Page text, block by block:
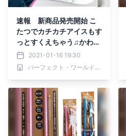
速報 新商品発売開始 こ
たつでカチカチアイスもす
っとすくえちゃう♫かわい
い嘘やこうペンちゃん、く
まのがっこうなどツボを抑
えたキャラ展開のアイスク
入！
2021-01-16 19:30
パーフェクト・ワールド株式会社